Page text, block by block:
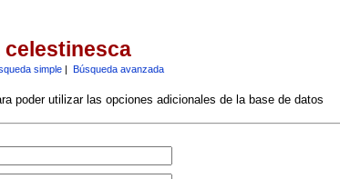
simple| Búsqueda avanzada
poder utilizar las opciones adicionales de la base de datos